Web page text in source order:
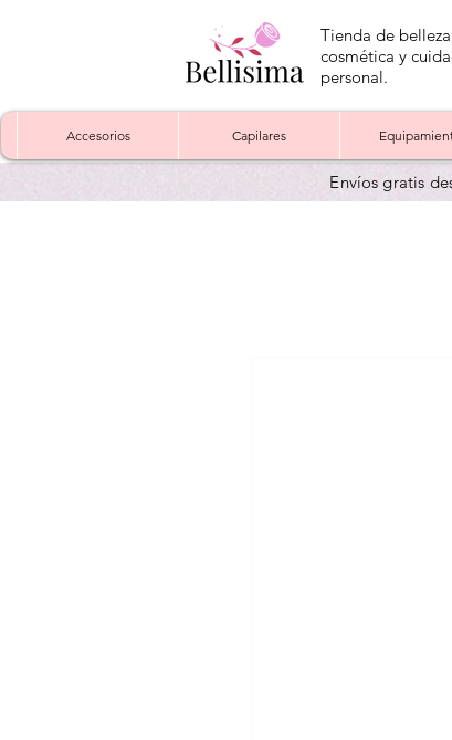
Tienda de
cosmética y
personal.
Accesorios Capilares
Envíos gratis